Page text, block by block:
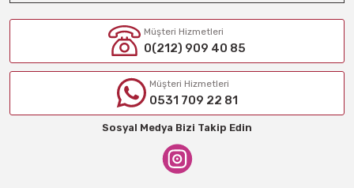
Müşteri Hizmetleri
0(212) 909 40 85
Müşteri Hizmetleri
0531 709 22 81
Sosyal Medya Bizi Takip Edin